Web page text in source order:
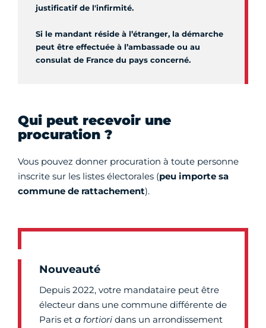
justificatif de l'infirmité.
Si le mandant réside à l’étranger, la démarche
peut être effectuée à l’ambassade ou au
consulat de France du pays concerné.
Qui peut recevoir une
procuration ?
Vous pouvez donner procuration à toute personne
inscrite sur les listes électorales (peu importe sa
commune de rattachement).
Nouveauté
Depuis 2022, votre mandataire peut être
électeur dans une commune différente de
Paris et a fortiori dans un arrondissement